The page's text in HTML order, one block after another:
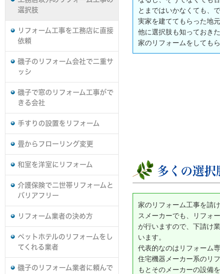
選択肢
リフォーム工事を工務店に直接
依頼
磯子のリフォーム会社で二重サ
ッシ
磯子で窓のリフォーム工事がで
きる会社
手すりの設置をリフォーム
畳からフローリング変更
和室を洋室にリフォーム
介護保険で二世帯リフォームと
バリアフリー
リフォーム業者の決め方
ペットホテルのリフォームをし
てくれる業者
磯子のリフォーム業者に頼んで
とまではいかなくても、
実家を建ててもらった地
他に選択肢も知っておき
家のリフォームをしても
多くの選択
家のリフォーム工事を請
スメーカーでも、リフォ
が行いますので、下請け
います。
代表的なのはリフォーム
住宅機器メーカー系のリ
もとそのメーカーの設備